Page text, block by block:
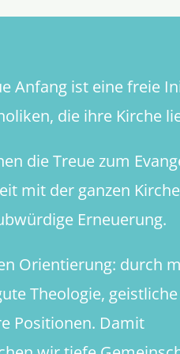
Anfang ist eine freie
die ihre Kirche
die Treue zum
mit der ganzen
Erneuerung.
Orientierung: durch
Theologie,
Positionen. Damit